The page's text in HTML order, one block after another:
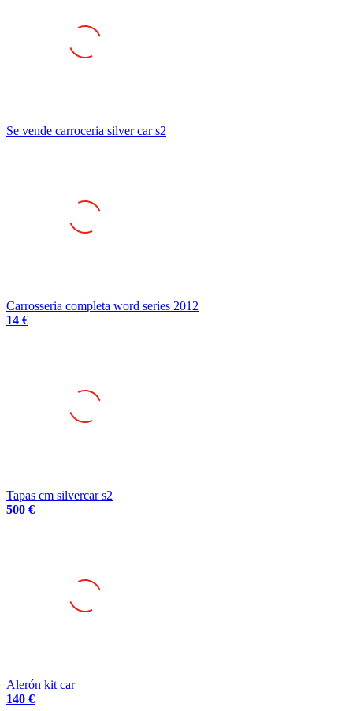
Se vende carroceria silver car s2
Carrosseria completa word series 2012
14 €
Tapas cm silvercar s2
500 €
Alerón kit car
140 €